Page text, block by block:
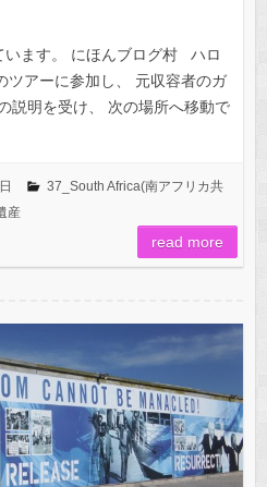
います。 にほんブログ村 ハロ
ツアーに参加し、 元収容者のガ
説明を受け、 次の場所へ移動で
37_South Africa(南アフリカ共
産
read more